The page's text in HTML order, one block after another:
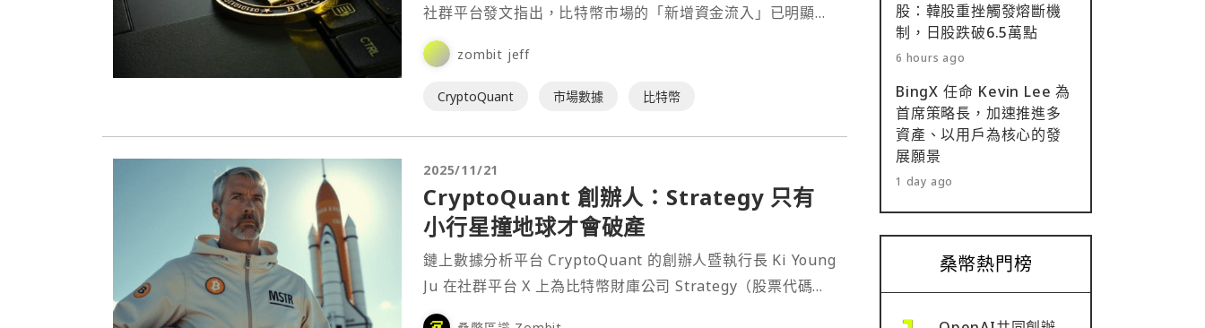
社群平台發文指出，比特幣市場的「新增資金流入」已明顯放
緩，但這並不意味著他認為市場即⋯
zombit jeff
CryptoQuant 市場數據 比特幣
2025/11/21
CryptoQuant 創辦人：Strategy 只有
小行星撞地球才會破產
鏈上數據分析平台 CryptoQuant 的創辦人暨執行長 Ki Young
Ju 在社群平台 X 上為比特幣財庫公司 Strategy（股票代碼：
MSTR）護航，⋯
股：韓股重挫觸發熔斷機
制，日股跌破6.5萬點
6 hours ago
BingX 任命 Kevin Lee 為
首席策略長，加速推進多
資產、以用戶為核心的發
展願景
1 day ago
桑幣熱門榜